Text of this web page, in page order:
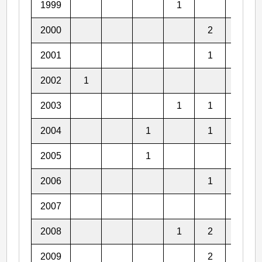
1999 1
2000 2
2001 1
2002 1
2003 1 1
2004 1 1
2005 1
2006 1
2007
2008 1 2
2009 2